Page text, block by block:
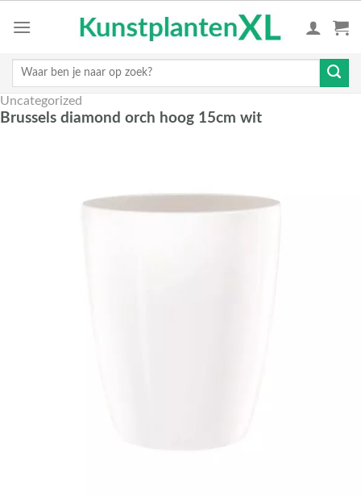
Zoeken
Uncategorized
Brussels diamond orch hoog 15cm wit